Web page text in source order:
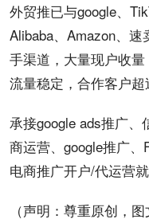
外贸推已与google、
Alibaba、Amazon、
手渠道，大量现户收量
流量稳定，合作客户超
承接google ads推广、
商运营、google推广
电商推广开户/代运营
（声明：尊重原创，